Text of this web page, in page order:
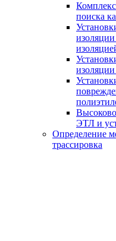
поиска
ЭТЛ и
Определение
трассировка